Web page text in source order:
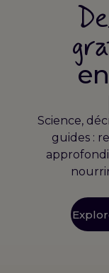
Science,
guides :